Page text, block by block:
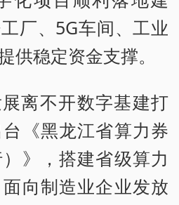
厂、5G车间、工业
供稳定资金支撑。
离不开数字基建打
《黑龙江省算力券
》，搭建省级算力
向制造业企业发放